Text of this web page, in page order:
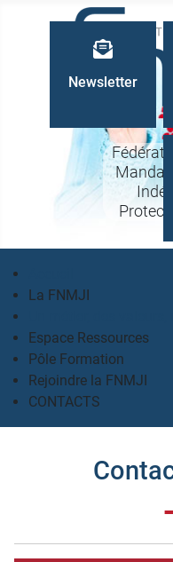
La FNMJI
Un métier, des
Espace Ressources
Pôle Formation
Rejoindre la FNMJI
CONTACTS
Newsletter